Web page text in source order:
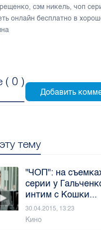
, сэм никель, чоп
онлайн бесплатно в
( 0 )
тему
"ЧОП": на
серии у
интим с Кошки...
30.04.2015, 13:23
Кино